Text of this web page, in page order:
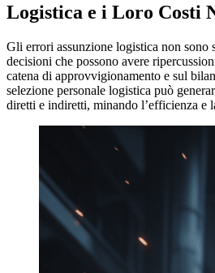
Logistica e i Loro Costi
Gli errori assunzione logistica non sono
decisioni che possono avere
catena di approvvigionamento e sul
selezione personale logistica può
diretti e indiretti, minando l’efficienza e